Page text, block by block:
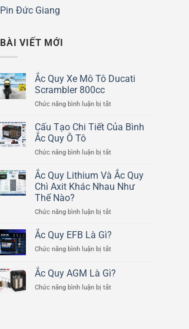
Pin Đức Giang
BÀI VIẾT MỚI
Ắc Quy Xe Mô Tô Ducati
Scrambler 800cc
Chức năng bình luận bị tắt
Quy
Tô
Scrambler
800cc
Cấu Tạo Chi Tiết Của Bình
Ắc Quy Ô Tô
Chức năng bình luận bị tắt
Tạo
Chi
Tiết
Bình
Quy
Tô
Ắc Quy Lithium Và Ắc Quy
Chì Axit Khác Nhau Như
Thế Nào?
Chức năng bình luận bị tắt
Quy
Và
Quy
Axit
Ắc Quy EFB Là Gì?
Chức năng bình luận bị tắt
Quy
EFB
Là
Ắc Quy AGM Là Gì?
Chức năng bình luận bị tắt